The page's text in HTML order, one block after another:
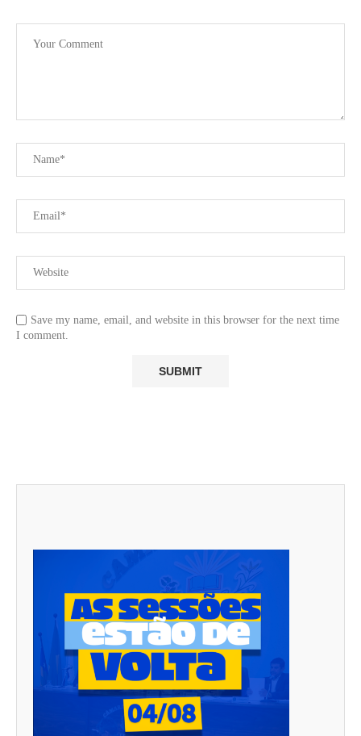
Save my name, email, and website in this browser for the next time
I comment.